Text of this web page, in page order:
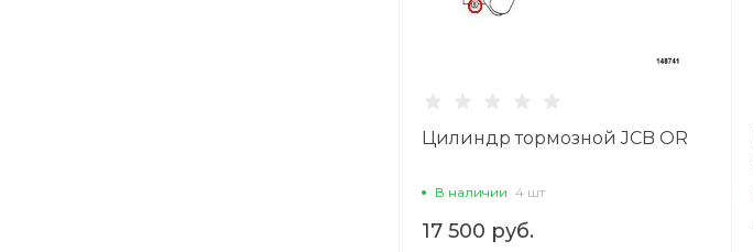
Цилиндр тормозной JCB OR
В наличии 4 шт
17 500 руб.